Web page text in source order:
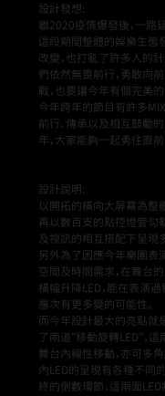
設計發想:
繼2020疫情爆發後，一路
這段期間整體的娛樂生態
改變，也打亂了許多人的
們依然無畏前行，勇敢向
戰，也要讓今年有個完美的
今年跨年的節目有許多
前行、傳承以及相互鼓勵的
年，大家能夠一起勇往直前
設計說明:
以開拓的橫向大屏幕為整
再以數百支的點控燈管勾
及視訊的相互搭配下呈現
另外為了因應今年樂團表
空間及時間需求，在舞台
橫幅升降LED，能在表演
層次有更多變的可能性。
而今年設計最大的亮點就
了兩道”移動旋轉LED”，
舞台內線性移動，亦可多
內LED的呈現有各種不同
終的倒數環節，這兩面